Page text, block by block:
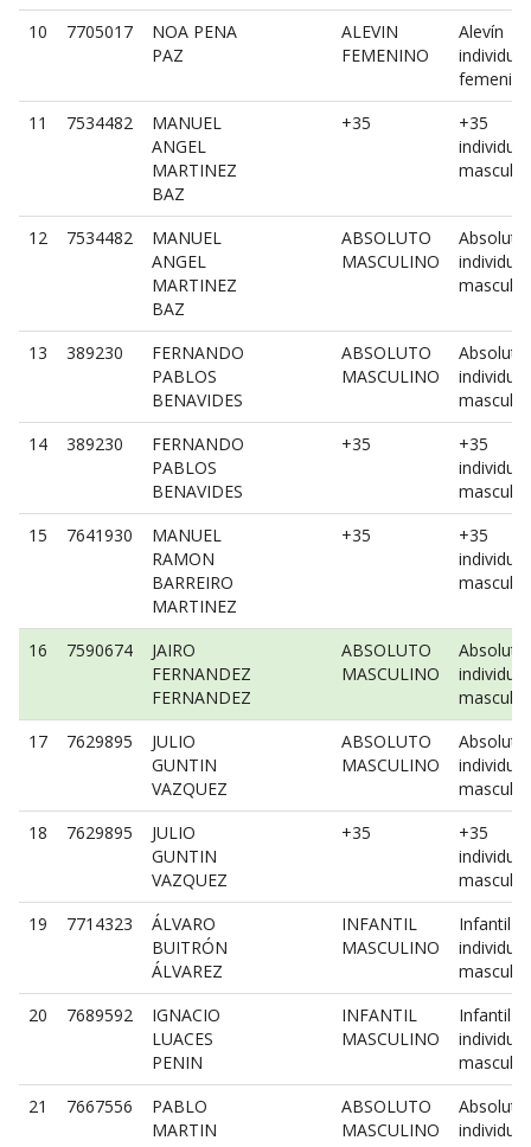
10
7705017
NOA PENA
PAZ
ALEVIN
FEMENINO
Alevín
individual
femenino
11
7534482
MANUEL
ANGEL
MARTINEZ
BAZ
+35
+35
individual
12 7534482
MANUEL
ANGEL
MARTINEZ
BAZ
ABSOLUTO
MASCULINO
Absoluto
individual
13 389230
FERNANDO
PABLOS
BENAVIDES
ABSOLUTO
MASCULINO
Absoluto
individual
14
389230
FERNANDO
PABLOS
BENAVIDES
+35
+35
individual
15
7641930
MANUEL
RAMON
BARREIRO
MARTINEZ
+35
+35
individual
16 7590674
JAIRO
FERNANDEZ
FERNANDEZ
ABSOLUTO
MASCULINO
Absoluto
individual
17
7629895
JULIO
GUNTIN
VAZQUEZ
ABSOLUTO
MASCULINO
Absoluto
individual
18
7629895
JULIO
GUNTIN
VAZQUEZ
+35
+35
individual
19
7714323
ÁLVARO
BUITRÓN
ÁLVAREZ
INFANTIL
MASCULINO
Infantil
individual
20
7689592
IGNACIO
LUACES
PENIN
INFANTIL
MASCULINO
Infantil
individual
21
7667556
PABLO
MARTIN
ABSOLUTO
MASCULINO
Absoluto
individual